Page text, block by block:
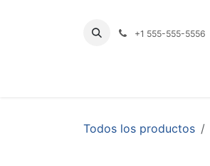
+1 555-555-5556
Todos los productos